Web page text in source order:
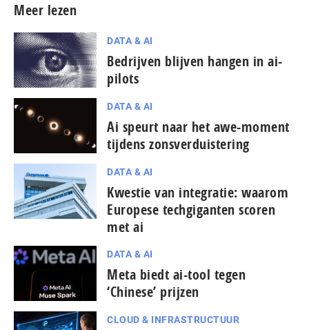
Meer lezen
DATA & AI
Bedrijven blijven hangen in ai-
pilots
DATA & AI
Ai speurt naar het awe-moment
tijdens zons­ver­duis­te­ring
DATA & AI
Kwestie van integratie: waarom
Europese techgiganten scoren
met ai
DATA & AI
Meta biedt ai-tool tegen
‘Chinese’ prijzen
CLOUD & INFRASTRUCTUUR